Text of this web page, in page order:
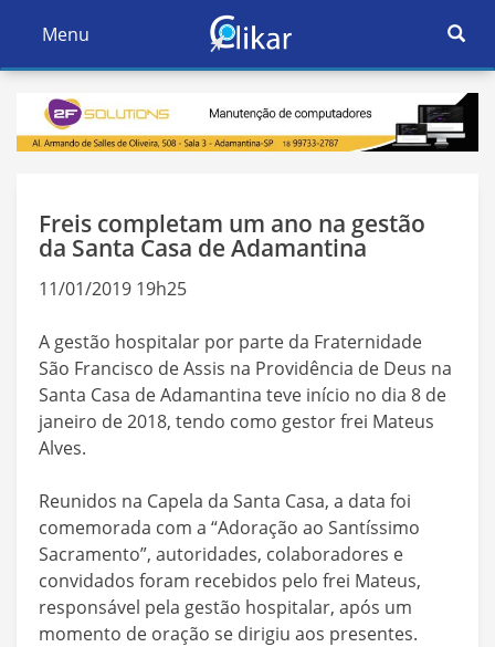
Ativar
Navegação
Menu
Ativar
Freis completam um ano na gestão
da Santa Casa de Adamantina
11/01/2019 19h25
A gestão hospitalar por parte da Fraternidade
São Francisco de Assis na Providência de Deus na
Santa Casa de Adamantina teve início no dia 8 de
janeiro de 2018, tendo como gestor frei Mateus
Alves.
Reunidos na Capela da Santa Casa, a data foi
comemorada com a “Adoração ao Santíssimo
Sacramento”, autoridades, colaboradores e
convidados foram recebidos pelo frei Mateus,
responsável pela gestão hospitalar, após um
momento de oração se dirigiu aos presentes.